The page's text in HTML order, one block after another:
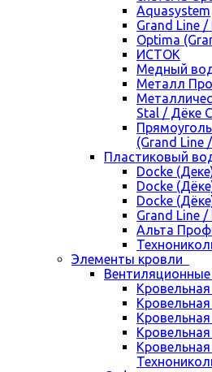
Aquasystem
Grand Line
Optima
ИСТОК
Медный
Металл
Stal / Дёке
(Grand Line
Пластиковый
Docke
Docke
Docke
Grand Line
Альта
Элементы кровли